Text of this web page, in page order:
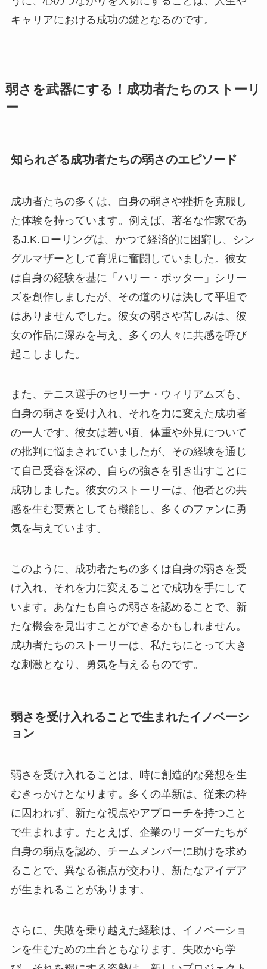
キャリアにおける成功の鍵となるのです。
弱さを武器にする！成功者たちのストーリ
ー
知られざる成功者たちの弱さのエピソード
成功者たちの多くは、自身の弱さや挫折を克服し
た体験を持っています。例えば、著名な作家であ
るJ.K.ローリングは、かつて経済的に困窮し、シン
グルマザーとして育児に奮闘していました。彼女
は自身の経験を基に「ハリー・ポッター」シリー
ズを創作しましたが、その道のりは決して平坦で
はありませんでした。彼女の弱さや苦しみは、彼
女の作品に深みを与え、多くの人々に共感を呼び
起こしました。
また、テニス選手のセリーナ・ウィリアムズも、
自身の弱さを受け入れ、それを力に変えた成功者
の一人です。彼女は若い頃、体重や外見について
の批判に悩まされていましたが、その経験を通じ
て自己受容を深め、自らの強さを引き出すことに
成功しました。彼女のストーリーは、他者との共
感を生む要素としても機能し、多くのファンに勇
気を与えています。
このように、成功者たちの多くは自身の弱さを受
け入れ、それを力に変えることで成功を手にして
います。あなたも自らの弱さを認めることで、新
たな機会を見出すことができるかもしれません。
成功者たちのストーリーは、私たちにとって大き
な刺激となり、勇気を与えるものです。
弱さを受け入れることで生まれたイノベーシ
ョン
弱さを受け入れることは、時に創造的な発想を生
むきっかけとなります。多くの革新は、従来の枠
に囚われず、新たな視点やアプローチを持つこと
で生まれます。たとえば、企業のリーダーたちが
自身の弱点を認め、チームメンバーに助けを求め
ることで、異なる視点が交わり、新たなアイデア
が生まれることがあります。
さらに、失敗を乗り越えた経験は、イノベーショ
ンを生むための土台ともなります。失敗から学